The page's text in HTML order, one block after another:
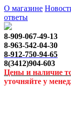
О магазине
ответы
8-909-067-49-13
8-963-542-04-30
8-912-750-94-65
8(3412)904-603
Цены и наличие
уточняйте у